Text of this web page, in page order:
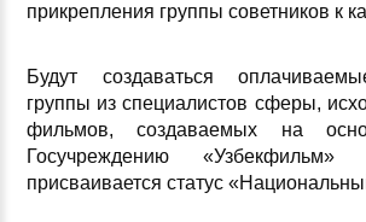
прикрепления группы советников к
Будут создаваться
группы из специалистов сферы,
фильмов, создаваемых на
Госучреждению «Узбекфильм»
присваивается статус